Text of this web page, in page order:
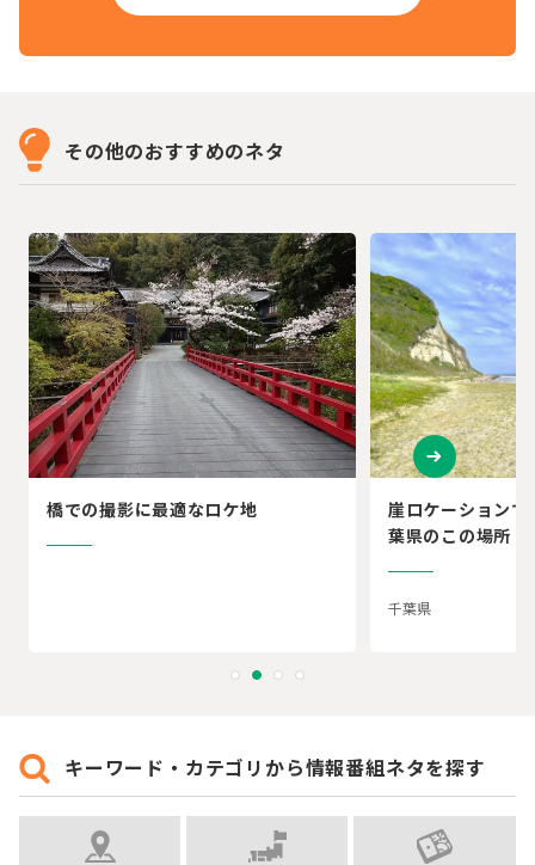
その他のおすすめのネタ
橋での撮影に最適なロケ地
崖ロケーション
葉県のこの場所
千葉県
キーワード・カテゴリから情報番組ネタを探す